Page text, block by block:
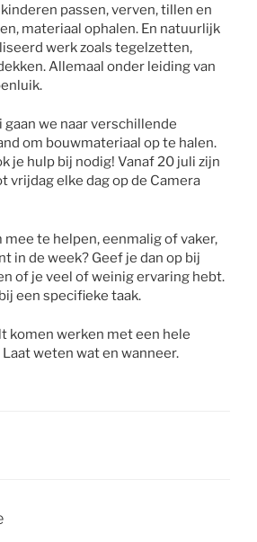
passen, verven, tillen en
materiaal ophalen. En natuurlijk
werk zoals tegelzetten,
Allemaal onder leiding van
gaan we naar verschillende
om bouwmateriaal op te halen.
je hulp bij nodig! Vanaf 20 juli zijn
vrijdag elke dag op de Camera
te helpen, eenmalig of vaker,
in de week? Geef je dan op bij
of je veel of weinig ervaring hebt.
een specifieke taak.
komen werken met een hele
weten wat en wanneer.